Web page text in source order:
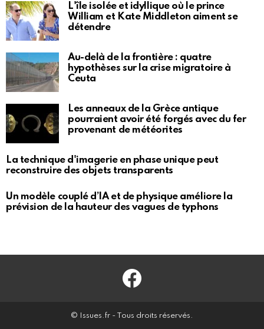
L'île isolée et idyllique où le prince
William et Kate Middleton aiment se
détendre
Au-delà de la frontière : quatre
hypothèses sur la crise migratoire à
Ceuta
Les anneaux de la Grèce antique
pourraient avoir été forgés avec du fer
provenant de météorites
La technique d'imagerie en phase unique peut
reconstruire des objets transparents
Un modèle couplé d’IA et de physique améliore la
prévision de la hauteur des vagues de typhons
Facebook
© Issues.fr - Tous droits réservés.